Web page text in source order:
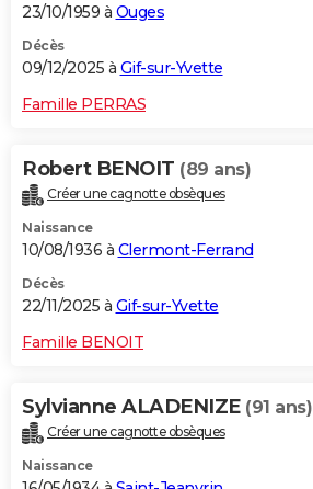
23/10/1959 à Ouges
Décès
09/12/2025 à Gif-sur-Yvette
Famille PERRAS
Robert BENOIT (89 ans)
Créer une cagnotte obsèques
Naissance
10/08/1936 à Clermont-Ferrand
Décès
22/11/2025 à Gif-sur-Yvette
Famille BENOIT
Sylvianne ALADENIZE (91 ans)
Créer une cagnotte obsèques
Naissance